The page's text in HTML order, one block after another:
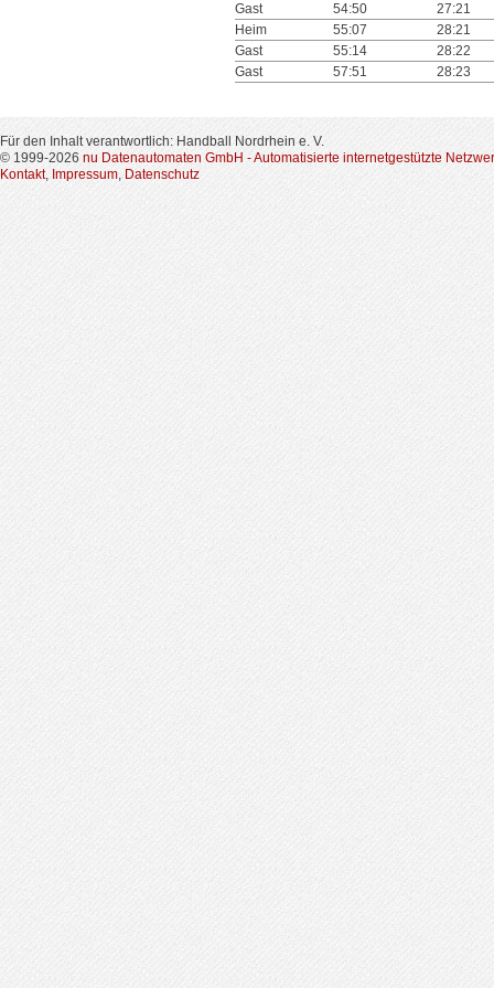
Gast
54:50
27:21
Heim
55:07
28:21
Gast
55:14
28:22
Gast
57:51 28:23
Für den Inhalt verantwortlich: Handball Nordrhein e. V.
© 1999-2026 nu Datenautomaten GmbH - Automatisierte internetgestützte
Kontakt, Impressum, Datenschutz